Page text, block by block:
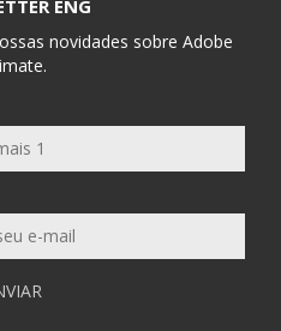
ENG
novidades sobre Adobe